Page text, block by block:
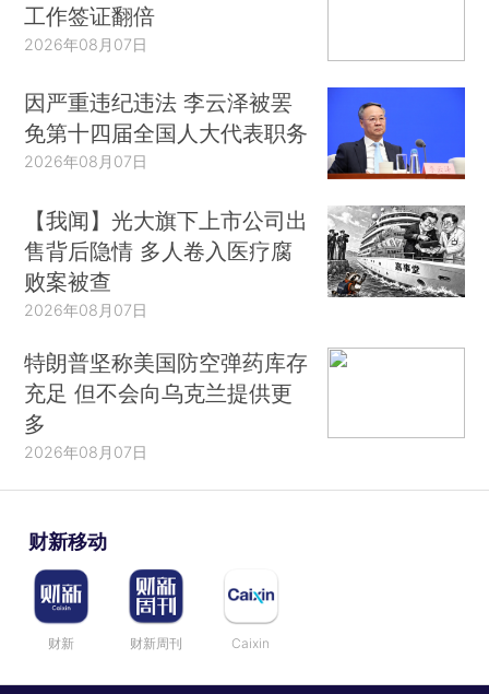
工作签证翻倍
2026年08月07日
因严重违纪违法 李云泽被罢
免第十四届全国人大代表职务
2026年08月07日
【我闻】光大旗下上市公司出
售背后隐情 多人卷入医疗腐
败案被查
2026年08月07日
特朗普坚称美国防空弹药库存
充足 但不会向乌克兰提供更
多
2026年08月07日
财新移动
财新 财新周刊 Caixin